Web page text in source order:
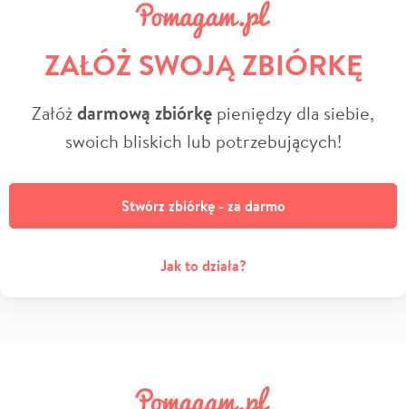
ZAŁÓŻ SWOJĄ ZBIÓRKĘ
Załóżdarmową zbiórkę pieniędzy dla siebie,
swoich bliskich lub potrzebujących!
Stwórz zbiórkę - za darmo
Jak to działa?